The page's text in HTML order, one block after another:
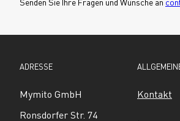
ADRESSE
Mymito GmbH
Ronsdorfer Str. 74
Kontakt